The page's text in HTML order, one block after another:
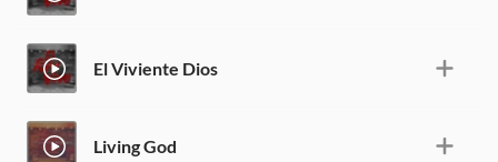
El Viviente Dios
Living God